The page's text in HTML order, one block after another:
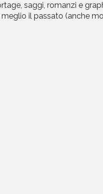
saggi, romanzi e
il passato (anche